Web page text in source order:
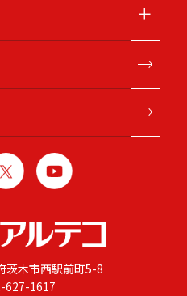
＋
茨木市西駅前町5-8
627-1617